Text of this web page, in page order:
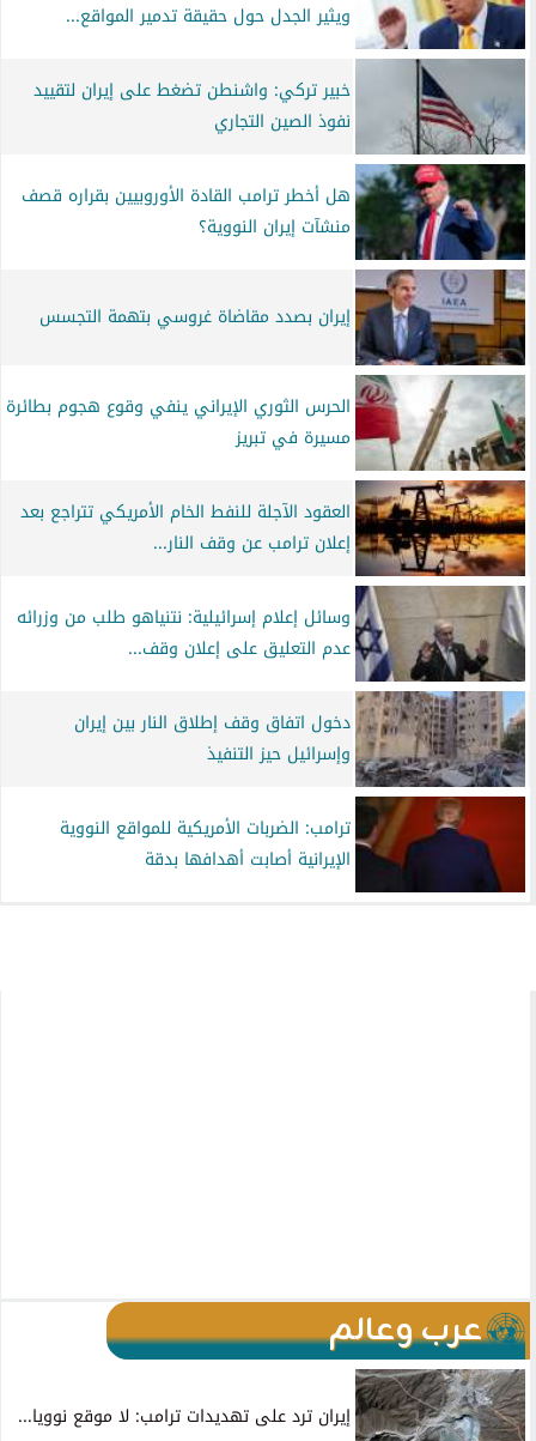
ويثير الجدل حول حقيقة تدمير المواقع...
خبير تركي: واشنطن تضغط على إيران لتقييد
نفوذ الصين التجاري
هل أخطر ترامب القادة الأوروبيين بقراره قصف
منشآت إيران النووية؟
إيران بصدد مقاضاة غروسي بتهمة التجسس
الحرس الثوري الإيراني ينفي وقوع هجوم بطائرة
مسيرة في تبريز
العقود الآجلة للنفط الخام الأمريكي تتراجع بعد
إعلان ترامب عن وقف النار...
وسائل إعلام إسرائيلية: نتنياهو طلب من وزرائه
عدم التعليق على إعلان وقف...
دخول اتفاق وقف إطلاق النار بين إيران
وإسرائيل حيز التنفيذ
ترامب: الضربات الأمريكية للمواقع النووية
الإيرانية أصابت أهدافها بدقة
عرب وعالم
إيران ترد على تهديدات ترامب: لا موقع نوويا...